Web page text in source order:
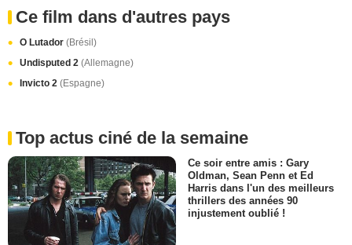
Ce film dans d'autres pays
O Lutador (Brésil)
Undisputed 2 (Allemagne)
Invicto 2 (Espagne)
Top actus ciné de la semaine
Ce soir entre amis : Gary
Oldman, Sean Penn et Ed
Harris dans l'un des meilleurs
thrillers des années 90
injustement oublié !